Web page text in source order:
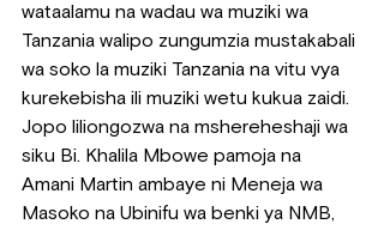
wataalamu na wadau wa muziki wa
Tanzania walipo zungumzia mustakabali
wa soko la muziki Tanzania na vitu vya
kurekebisha ili muziki wetu kukua zaidi.
Jopo liliongozwa na mshereheshaji wa
siku Bi. Khalila Mbowe pamoja na
Amani Martin ambaye ni Meneja wa
Masoko na Ubinifu wa benki ya NMB,